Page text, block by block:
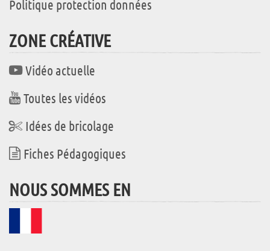
Politique protection données
ZONE CRÉATIVE
Vidéo actuelle
Toutes les vidéos
Idées de bricolage
Fiches Pédagogiques
NOUS SOMMES EN